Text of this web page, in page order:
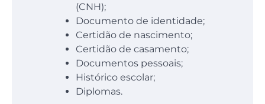
(CNH);
Documento de identidade;
Certidão de nascimento;
Certidão de casamento;
Documentos pessoais;
Histórico escolar;
Diplomas.